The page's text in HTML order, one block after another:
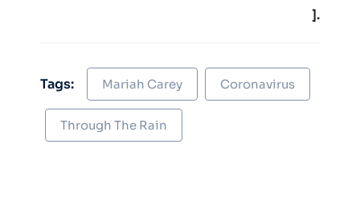
].
Tags: Mariah Carey Coronavirus
Through The Rain